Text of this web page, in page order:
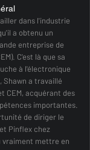
dans l'industrie
a obtenu un
entreprise de
C'est là que sa
à l'électronique
Shawn a travaillé
CEM, acquérant des
importantes.
de diriger le
Pinflex chez
vraiment mettre en